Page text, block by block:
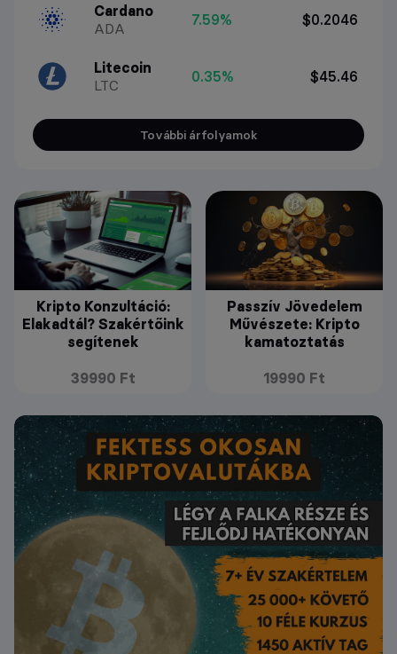
Cardano
ADA
7.59% $0.2046
Litecoin
LTC
0.35% $45.46
További árfolyamok
Kripto Konzultáció:
Elakadtál? Szakértőink
segítenek
39990 Ft
Passzív Jövedelem
Művészete: Kripto
kamatoztatás
19990 Ft